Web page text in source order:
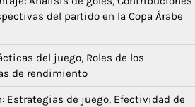
del partido en la Copa Árabe
del juego, Roles de los
de rendimiento
Estrategias de juego, Efectividad de